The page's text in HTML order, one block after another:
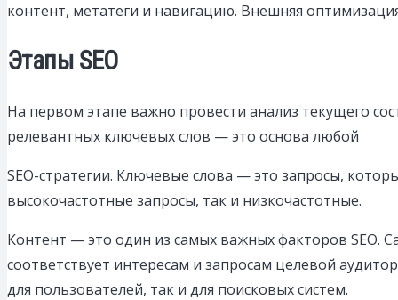
контент, метатеги и навигацию. Внешняя
Этапы SEO
На первом этапе важно провести анализ текущего
релевантных ключевых слов — это основа любой
SEO-стратегии. Ключевые слова — это запросы,
высокочастотные запросы, так и низкочастотные.
Контент — это один из самых важных факторов SEO.
соответствует интересам и запросам целевой
для пользователей, так и для поисковых систем.